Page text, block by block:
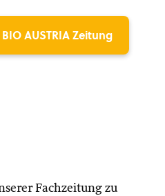
AUSTRIA Zeitung
Fachzeitung zu